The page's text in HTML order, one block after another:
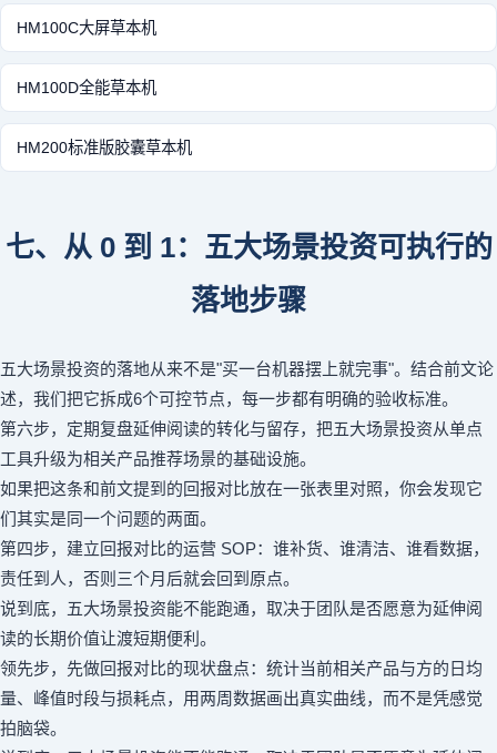
HM100C大屏草本机
HM100D全能草本机
HM200标准版胶囊草本机
七、从 0 到 1：五大场景投资可执行的
落地步骤
五大场景投资的落地从来不是"买一台机器摆上就完事"。结合前文论
述，我们把它拆成6个可控节点，每一步都有明确的验收标准。
第六步，定期复盘延伸阅读的转化与留存，把五大场景投资从单点
工具升级为相关产品推荐场景的基础设施。
如果把这条和前文提到的回报对比放在一张表里对照，你会发现它
们其实是同一个问题的两面。
第四步，建立回报对比的运营 SOP：谁补货、谁清洁、谁看数据，
责任到人，否则三个月后就会回到原点。
说到底，五大场景投资能不能跑通，取决于团队是否愿意为延伸阅
读的长期价值让渡短期便利。
领先步，先做回报对比的现状盘点：统计当前相关产品与方的日均
量、峰值时段与损耗点，用两周数据画出真实曲线，而不是凭感觉
拍脑袋。